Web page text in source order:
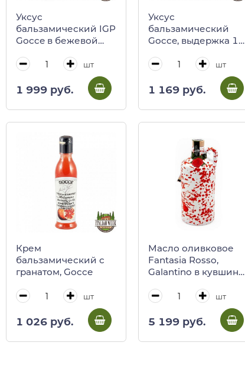
Уксус
бальзамический IGP
Gocce в бежевой
2 года, 250 млшт
1 999 руб.
Уксус
бальзамический
Gocce, выдержка 1
шт
1 169 руб.
Крем
бальзамический с
гранатом, Gocce
шт
1 026 руб.
Масло оливковое
Fantasia Rosso,
Galantino в кувшине,
шт
5 199 руб.